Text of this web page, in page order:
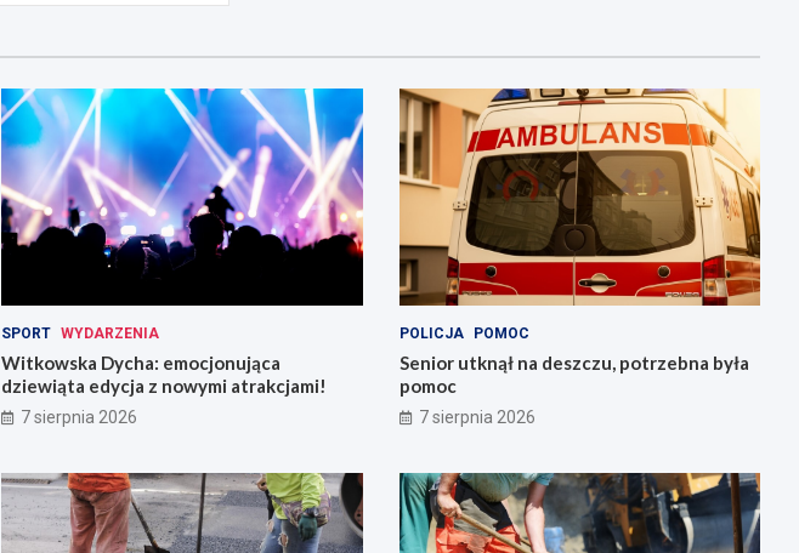
SPORT WYDARZENIA
Witkowska Dycha: emocjonująca
dziewiąta edycja z nowymi atrakcjami!
7 sierpnia 2026
POLICJA POMOC
Senior utknął na deszczu, potrzebna była
pomoc
7 sierpnia 2026